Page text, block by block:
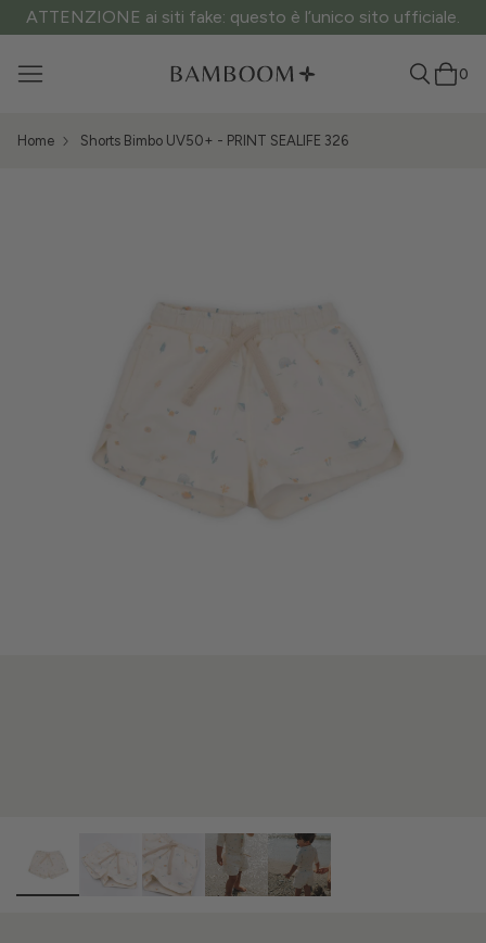
ATTENZIONE ai siti fake: questo è l’unico sito ufficiale.
0
Home Shorts Bimbo UV50+ - PRINT SEALIFE 326